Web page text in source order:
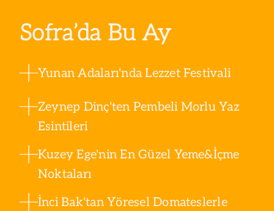
Sofra’da Bu Ay
Yunan Adaları'nda Lezzet Festivali
Zeynep Dinç'ten Pembeli Morlu Yaz
Esintileri
Kuzey Ege'nin En Güzel Yeme&İçme
Noktaları
İnci Bak'tan Yöresel Domateslerle